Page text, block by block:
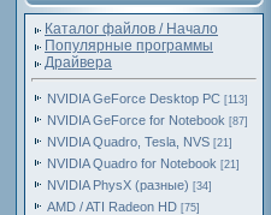
Каталог файлов / Начало
Популярные программы
Драйвера
NVIDIA GeForce Desktop PC [113]
NVIDIA GeForce for Notebook [87]
NVIDIA Quadro, Tesla, NVS [21]
NVIDIA Quadro for Notebook [21]
NVIDIA PhysX (разные) [34]
AMD / ATI Radeon HD [75]